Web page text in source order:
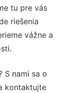
tu pre vás
riešenia
vážne a
S nami sa o
kontaktujte